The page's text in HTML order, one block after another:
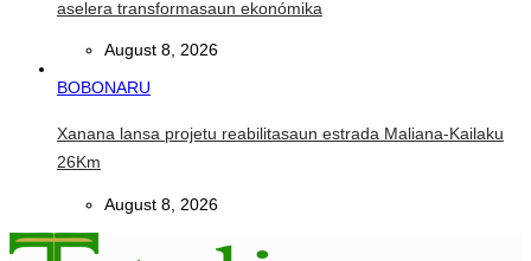
aselera transformasaun ekonómika
August 8, 2026
BOBONARU
Xanana lansa projetu reabilitasaun estrada Maliana-Kailaku
26Km
August 8, 2026